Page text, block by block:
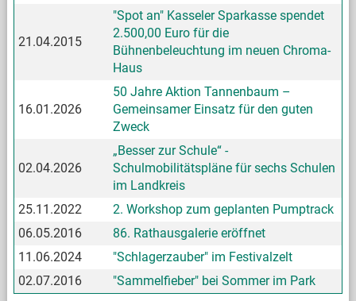
21.04.2015
"Spot an" Kasseler Sparkasse spendet
2.500,00 Euro für die
Bühnenbeleuchtung im neuen Chroma-
Haus
16.01.2026
50 Jahre Aktion Tannenbaum –
Gemeinsamer Einsatz für den guten
Zweck
02.04.2026
„Besser zur Schule“ -
Schulmobilitätspläne für sechs Schulen
im Landkreis
25.11.2022
2. Workshop zum geplanten Pumptrack
06.05.2016
86. Rathausgalerie eröffnet
11.06.2024
"Schlagerzauber" im Festivalzelt
02.07.2016
"Sammelfieber" bei Sommer im Park